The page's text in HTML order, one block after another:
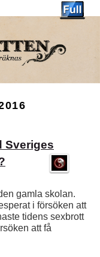
Sveriges
gamla skolan.
i försöken att
tidens sexbrott
att få